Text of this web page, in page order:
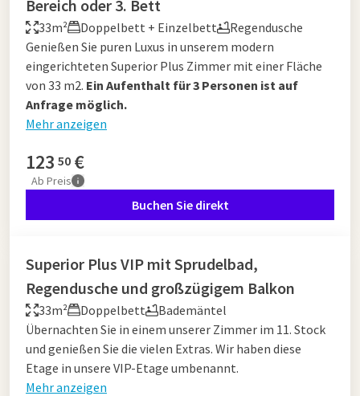
Bereich oder 3. Bett
33m² Doppelbett + Einzelbett
Regendusche
Genießen Sie puren Luxus in unserem modern
eingerichteten Superior Plus Zimmer mit einer Fläche
von 33 m2. Ein Aufenthalt für 3 Personen ist auf
Anfrage möglich.
Mehr anzeigen
123 50 €
Ab Preis
Buchen Sie direkt
Superior Plus VIP mit Sprudelbad,
Regendusche und großzügigem Balkon
33m² Doppelbett
Bademäntel
Übernachten Sie in einem unserer Zimmer im 11. Stock
und genießen Sie die vielen Extras. Wir haben diese
Etage in unsere VIP-Etage umbenannt.
Mehr anzeigen